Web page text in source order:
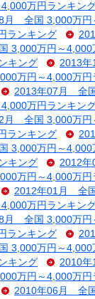
万円ランキン
月 全国 3,000万円
ランキング
3,000万円～4,000
キング
2013
万円～4,000万円
2013年07月 全
万円ランキン
月 全国 3,000万円
ランキング
3,000万円～4,000
キング
2012
万円～4,000万円
2012年01月 全
万円ランキン
月 全国 3,000万円
ランキング
3,000万円～4,000
キング
2010
万円～4,000万円
2010年06月 全